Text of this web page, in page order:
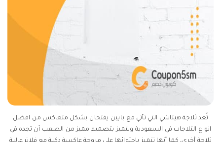
تُعد ثلاجة هيتاشي التي تأتي مع بابين يفتحان بشكل متعاكس من افضل
انواع الثلاجات في السعودية وتتميز بتصميم مميز من الصعب أن تجده في